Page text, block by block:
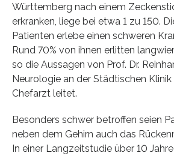
Württemberg nach einem
erkranken, liege bei etwa 1 zu 150.
Patienten erlebe einen schweren
Rund 70% von ihnen erlitten
so die Aussagen von Prof. Dr.
Neurologie an der Städtischen
Chefarzt leitet.
Besonders schwer betroffen seien
neben dem Gehirn auch das
In einer Langzeitstudie über 10